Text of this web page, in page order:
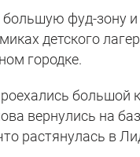
большую фуд-зону
детского
городке.
большой
вернулись на
растянулась в